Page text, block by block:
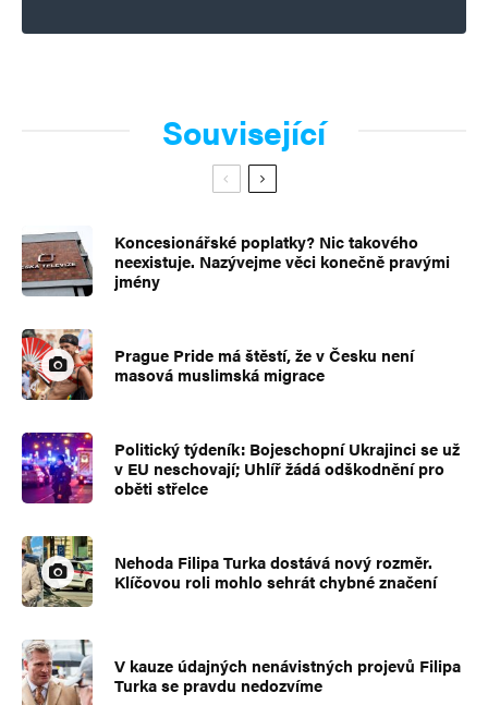
Související
Koncesionářské poplatky? Nic takového
neexistuje. Nazývejme věci konečně pravými
jmény
Prague Pride má štěstí, že v Česku není
masová muslimská migrace
Politický týdeník: Bojeschopní Ukrajinci se už
v EU neschovají; Uhlíř žádá odškodnění pro
oběti střelce
Nehoda Filipa Turka dostává nový rozměr.
Klíčovou roli mohlo sehrát chybné značení
V kauze údajných nenávistných projevů Filipa
Turka se pravdu nedozvíme